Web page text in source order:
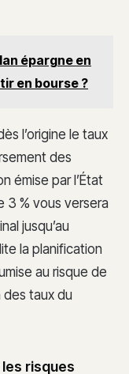
épargne en
en bourse ?
l’origine le taux
des
émise par l’État
3 % vous versera
jusqu’au
la planification
au risque de
des taux du
risques